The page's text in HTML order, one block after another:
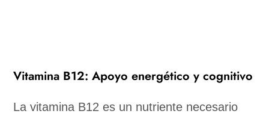
Vitamina B12: Apoyo energético y cognitivo
La vitamina B12 es un nutriente necesario